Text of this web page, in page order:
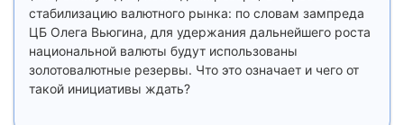
стабилизацию валютного рынка: по словам зампреда
ЦБ Олега Вьюгина, для удержания дальнейшего роста
национальной валюты будут использованы
золотовалютные резервы. Что это означает и чего от
такой инициативы ждать?